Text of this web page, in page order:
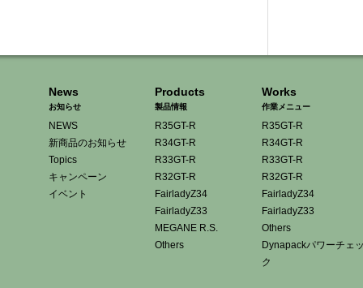
News
お知らせ
NEWS
新商品のお知らせ
Topics
キャンペーン
イベント
Products
製品情報
R35GT-R
R34GT-R
R33GT-R
R32GT-R
FairladyZ34
FairladyZ33
MEGANE R.S.
Others
Works
作業メニュー
R35GT-R
R34GT-R
R33GT-R
R32GT-R
FairladyZ34
FairladyZ33
Others
Dynapackパワーチェ
ク